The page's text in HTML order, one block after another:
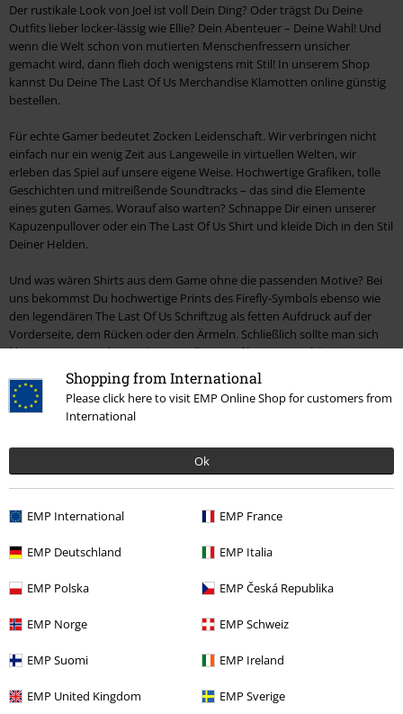
Shopping from International
Please click here to visit EMP Online Shop for customers from
International
Ok
EMP International EMP France
EMP Deutschland EMP Italia
EMP Polska EMP Česká Republika
EMP Norge EMP Schweiz
EMP Suomi EMP Ireland
EMP United Kingdom EMP Sverige
Der rustikale Look von Joel ist voll Dein Ding? Oder trägst Du Deine
Outfits lieber locker-lässig wie Ellie? Dein Abenteuer – Deine Wahl! Und
wenn die Welt schon von mutierten Menschenfressern unsicher
gemacht wird, dann flieh doch wenigstens mit Stil! In unserem Shop
kannst Du Deine The Last Of Us Merchandise Klamotten online günstig
bestellen.
Für echte Gamer bedeutet Zocken Leidenschaft. Wir verbringen nicht
einfach nur ein wenig Zeit aus Langeweile in virtuellen Welten, wir
erleben das Spiel auf unsere eigene Weise. Hochwertige Grafiken, tolle
Geschichten und mitreißende Soundtracks – das sind die Elemente
eines guten Games. Worauf also warten? Schnappe Dir einen unserer
Kapuzenpullover oder ein The Last Of Us Shirt und kleide Dich in den Stil
Deiner Helden.
Und was wären Shirts aus dem Game ohne die passenden Motive? Bei
uns bekommst Du hochwertige Prints des Firefly-Symbols ebenso wie
den legendären The Last Of Us Schriftzug als fetten Aufdruck auf der
Vorderseite, dem Rücken oder den Ärmeln. Schließlich sollte man sich
klar positionieren, bevor der virtuelle Kampf beginnt. Welcher Seite
schließt Du Dich an? Zeige es uns mit Deinem The Last Of Us Merch!
The Last Of Us Fanartikel – Game oder Serie?
Der mutierten Ophiocordyceps-unilateralis-Pilz droht die Reste der
Menschheit in Zombies zu verwandeln? Mal ganz langsam – ohne den
ersten Kaffee kann man das ja nicht mal aussprechen. Besser, Du
entspannt mit einem Heißgetränk. Danach dürfen sich die Mutanten
Of Us die Spieler weltweit. Kein Wunder also, dass sich Sony Picture
zu veröffentlichen. Was das für Dich bedeutet? Eine starke Serie zum
Bildern des Games? Dann schmücke Dein Gaming Zimmer doch einfach